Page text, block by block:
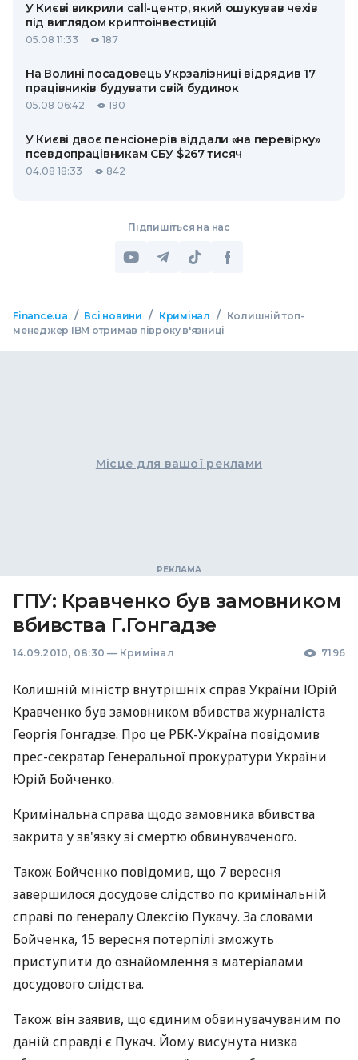
У Києві викрили call-центр, який ошукував чехів
під виглядом криптоінвестицій
05.08 11:33 187
На Волині посадовець Укрзалізниці відрядив 17
працівників будувати свій будинок
05.08 06:42 190
У Києві двоє пенсіонерів віддали «на перевірку»
псевдопрацівникам СБУ $267 тисяч
04.08 18:33 842
Підпишіться на нас
Finance.ua / Всі новини / Кримінал /
Колишній топ-
менеджер IBM отримав півроку в'язниці
Місце для вашої реклами
ГПУ: Кравченко був замовником
вбивства Г.Гонгадзе
14.09.2010, 08:30 — Кримінал 7196
Колишній міністр внутрішніх справ України Юрій
Кравченко був замовником вбивства журналіста
Георгія Гонгадзе. Про це РБК-Україна повідомив
прес-секратар Генеральної прокуратури України
Юрій Бойченко.
Кримінальна справа щодо замовника вбивства
закрита у зв'язку зі смертю обвинуваченого.
Також Бойченко повідомив, що 7 вересня
завершилося досудове слідство по кримінальній
справі по генералу Олексію Пукачу. За словами
Бойченка, 15 вересня потерпілі зможуть
приступити до ознайомлення з матеріалами
досудового слідства.
Також він заявив, що єдиним обвинувачуваним по
даній справді є Пукач. Йому висунута низка